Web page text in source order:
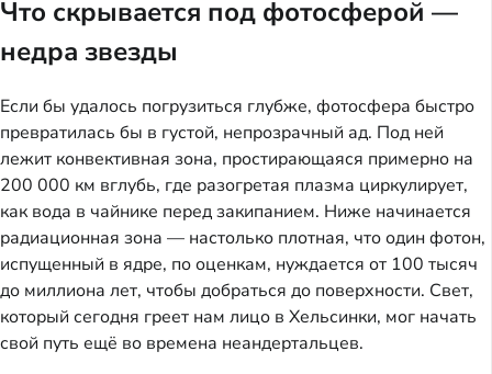
Что скрывается под фотосферой —
недра звезды
Если бы удалось погрузиться глубже, фотосфера быстро
превратилась бы в густой, непрозрачный ад. Под ней
лежит конвективная зона, простирающаяся примерно на
200 000 км вглубь, где разогретая плазма циркулирует,
как вода в чайнике перед закипанием. Ниже начинается
радиационная зона — настолько плотная, что один фотон,
испущенный в ядре, по оценкам, нуждается от 100 тысяч
до миллиона лет, чтобы добраться до поверхности. Свет,
который сегодня греет нам лицо в Хельсинки, мог начать
свой путь ещё во времена неандертальцев.